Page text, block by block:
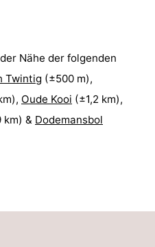
Nähe der folgenden
Twintig (±500 m),
Oude Kooi (±1,2 km),
km) & Dodemansbol